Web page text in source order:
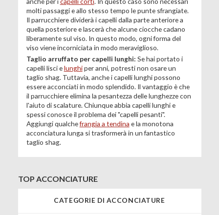
molti passaggi e allo stesso tempo le punte sfrangiate.
Il parrucchiere dividerà i capelli dalla parte anteriore a
quella posteriore e lascerà che alcune ciocche cadano
liberamente sul viso. In questo modo, ogni forma del
viso viene incorniciata in modo meraviglioso.
Taglio arruffato per capelli lunghi: Se hai portato i
capelli lisci elunghiper anni, potresti non osare un
taglio shag. Tuttavia, anche i capelli lunghi possono
essere acconciati in modo splendido. Il vantaggio è che
il parrucchiere elimina la pesantezza delle lunghezze con
l'aiuto di scalature. Chiunque abbia capelli lunghi e
spessi conosce il problema dei "capelli pesanti".
Aggiungi qualchefrangia a tendina e la monotona
acconciatura lunga si trasformerà in un fantastico
taglio shag.
TOP ACCONCIATURE
CATEGORIE DI ACCONCIATURE